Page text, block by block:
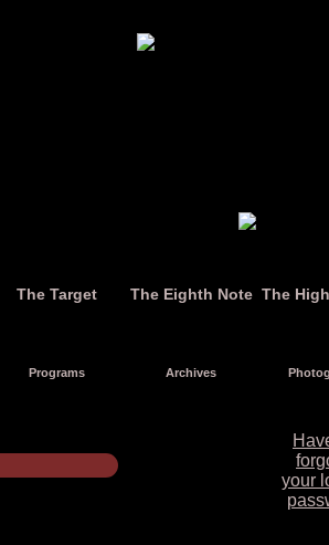
The Target The Eighth Note The
Programs Archives
your